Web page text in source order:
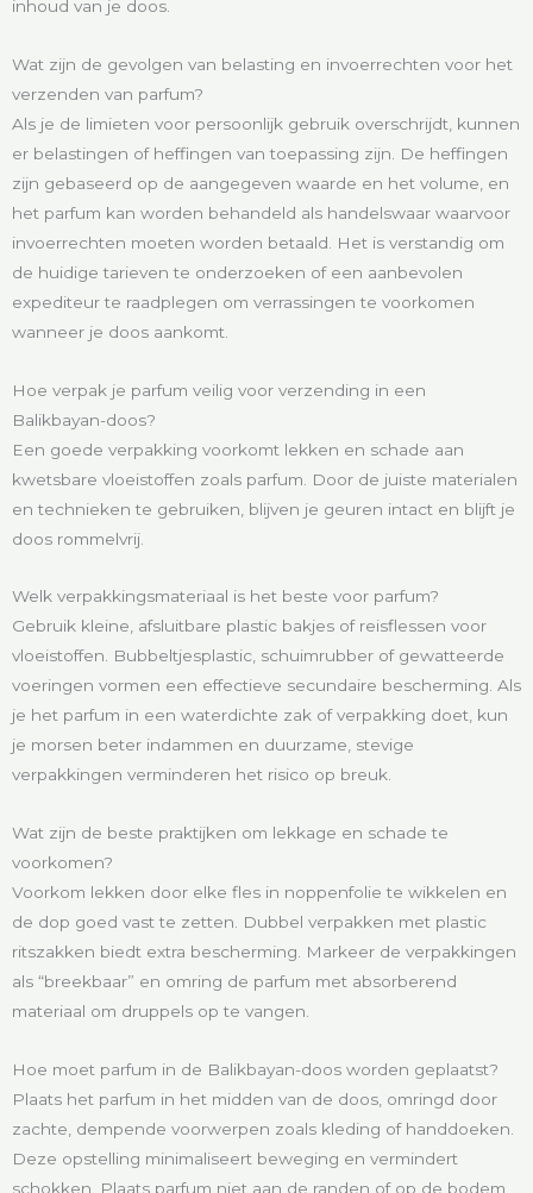
inhoud van je doos.
Wat zijn de gevolgen van belasting en invoerrechten voor het
verzenden van parfum?
Als je de limieten voor persoonlijk gebruik overschrijdt, kunnen
er belastingen of heffingen van toepassing zijn. De heffingen
zijn gebaseerd op de aangegeven waarde en het volume, en
het parfum kan worden behandeld als handelswaar waarvoor
invoerrechten moeten worden betaald. Het is verstandig om
de huidige tarieven te onderzoeken of een aanbevolen
expediteur te raadplegen om verrassingen te voorkomen
wanneer je doos aankomt.
Hoe verpak je parfum veilig voor verzending in een
Balikbayan-doos?
Een goede verpakking voorkomt lekken en schade aan
kwetsbare vloeistoffen zoals parfum. Door de juiste materialen
en technieken te gebruiken, blijven je geuren intact en blijft je
doos rommelvrij.
Welk verpakkingsmateriaal is het beste voor parfum?
Gebruik kleine, afsluitbare plastic bakjes of reisflessen voor
vloeistoffen. Bubbeltjesplastic, schuimrubber of gewatteerde
voeringen vormen een effectieve secundaire bescherming. Als
je het parfum in een waterdichte zak of verpakking doet, kun
je morsen beter indammen en duurzame, stevige
verpakkingen verminderen het risico op breuk.
Wat zijn de beste praktijken om lekkage en schade te
voorkomen?
Voorkom lekken door elke fles in noppenfolie te wikkelen en
de dop goed vast te zetten. Dubbel verpakken met plastic
ritszakken biedt extra bescherming. Markeer de verpakkingen
als “breekbaar” en omring de parfum met absorberend
materiaal om druppels op te vangen.
Hoe moet parfum in de Balikbayan-doos worden geplaatst?
Plaats het parfum in het midden van de doos, omringd door
zachte, dempende voorwerpen zoals kleding of handdoeken.
Deze opstelling minimaliseert beweging en vermindert
schokken. Plaats parfum niet aan de randen of op de bodem